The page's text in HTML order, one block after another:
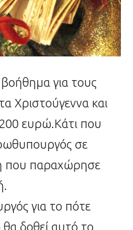
για τους
Χριστούγεννα και
ευρώ.Κάτι που
σε
που παραχώρησε
για το πότε
δοθεί αυτό το